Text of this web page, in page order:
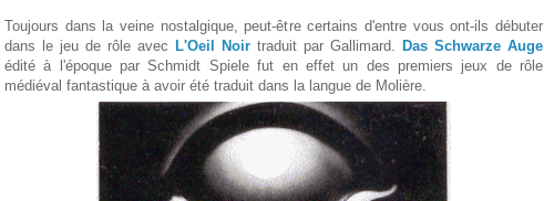
Toujours dans la veine nostalgique, peut-être certains d'entre vous ont-ils débuter
dans le jeu de rôle avec L'Oeil Noir traduit par Gallimard. Das Schwarze Auge
édité à l'époque par Schmidt Spiele fut en effet un des premiers jeux de rôle
médiéval fantastique à avoir été traduit dans la langue de Molière.